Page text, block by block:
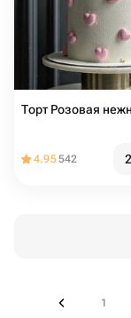
Торт Розовая
4.95542
1